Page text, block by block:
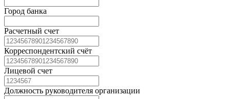
Город банка
Расчетный счет
Корреспондентский счёт
Лицевой счет
Должность руководителя организации